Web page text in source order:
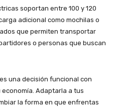
soportan entre 100 y 120
adicional como mochilas o
que permiten transportar
o personas que buscan
una decisión funcional con
Adaptarla a tus
la forma en que enfrentas